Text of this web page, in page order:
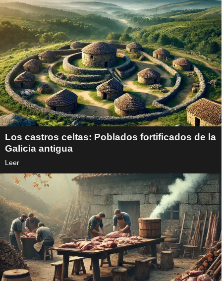
Los castros celtas: Poblados fortificados de la
Galicia antigua
Leer